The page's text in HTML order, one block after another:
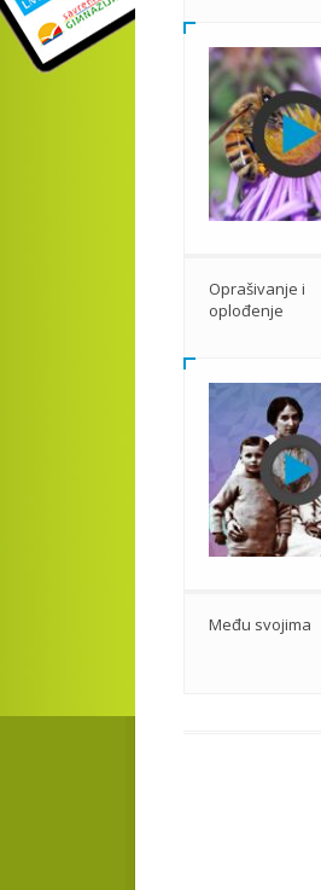
Oprašivanje i
oplođenje
Među svojima